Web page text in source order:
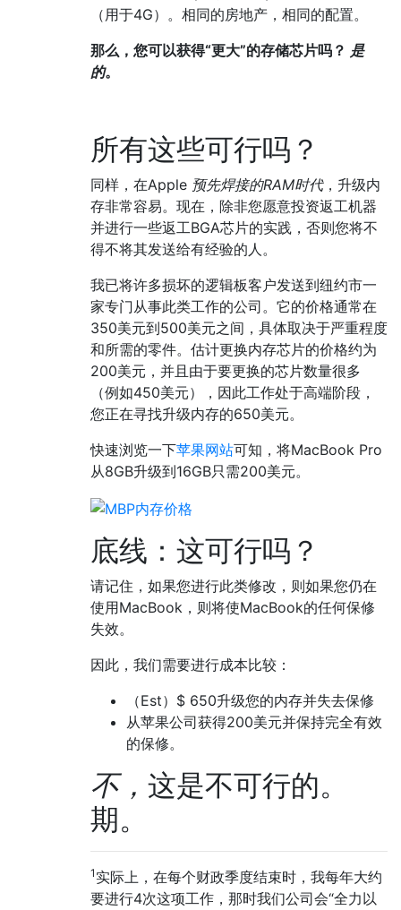
（用于4G）。相同的房地产，相同的配置。
那么，您可以获得“更大”的存储芯片吗？ 是
的。
所有这些可行吗？
同样，在Apple 预先焊接的RAM时代，升级内
存非常容易。现在，除非您愿意投资返工机器
并进行一些返工BGA芯片的实践，否则您将不
得不将其发送给有经验的人。
我已将许多损坏的逻辑板客户发送到纽约市一
家专门从事此类工作的公司。它的价格通常在
350美元到500美元之间，具体取决于严重程度
和所需的零件。估计更换内存芯片的价格约为
200美元，并且由于要更换的芯片数量很多
（例如450美元），因此工作处于高端阶段，
您正在寻找升级内存的650美元。
快速浏览一下苹果网站可知，将MacBook Pro
从8GB升级到16GB只需200美元。
底线：这可行吗？
请记住，如果您进行此类修改，则如果您仍在
使用MacBook，则将使MacBook的任何保修
失效。
因此，我们需要进行成本比较：
（Est）$ 650升级您的内存并失去保修
从苹果公司获得200美元并保持完全有效
的保修。
不， 这是不可行的。
期。
1 实际上，在每个财政季度结束时，我每年大约
要进行4次这项工作，那时我们公司会“全力以